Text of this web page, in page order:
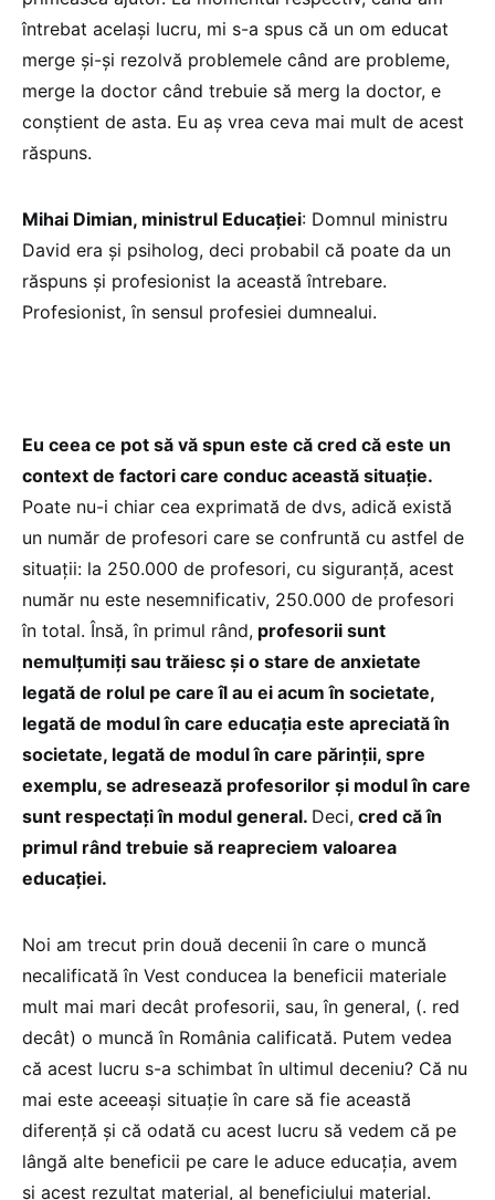
întrebat același lucru, mi s-a spus că un om educat
merge și-și rezolvă problemele când are probleme,
merge la doctor când trebuie să merg la doctor, e
conștient de asta. Eu aș vrea ceva mai mult de acest
răspuns.
Mihai Dimian, ministrul Educației: Domnul ministru
David era și psiholog, deci probabil că poate da un
răspuns și profesionist la această întrebare.
Profesionist, în sensul profesiei dumnealui.
Eu ceea ce pot să vă spun este că cred că este un
context de factori care conduc această situație.
Poate nu-i chiar cea exprimată de dvs, adică există
un număr de profesori care se confruntă cu astfel de
situații: la 250.000 de profesori, cu siguranță, acest
număr nu este nesemnificativ, 250.000 de profesori
în total. Însă, în primul rând, profesorii sunt
nemulțumiți sau trăiesc și o stare de anxietate
legată de rolul pe care îl au ei acum în societate,
legată de modul în care educația este apreciată în
societate, legată de modul în care părinții, spre
exemplu, se adresează profesorilor și modul în care
sunt respectați în modul general. Deci, cred că în
primul rând trebuie să reapreciem valoarea
educației.
Noi am trecut prin două decenii în care o muncă
necalificată în Vest conducea la beneficii materiale
mult mai mari decât profesorii, sau, în general, (. red
decât) o muncă în România calificată. Putem vedea
că acest lucru s-a schimbat în ultimul deceniu? Că nu
mai este aceeași situație în care să fie această
diferență și că odată cu acest lucru să vedem că pe
lângă alte beneficii pe care le aduce educația, avem
și acest rezultat material, al beneficiului material.